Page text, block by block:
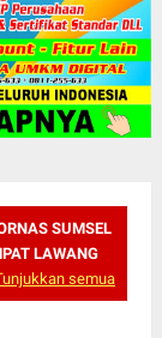
SUMSEL
LAWANG
semua